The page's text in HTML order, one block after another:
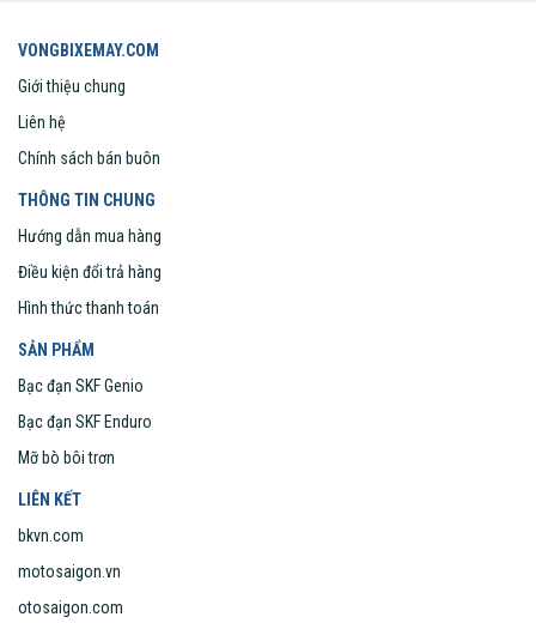
VONGBIXEMAY.COM
Giới thiệu chung
Liên hệ
Chính sách bán buôn
THÔNG TIN CHUNG
Hướng dẫn mua hàng
Điều kiện đổi trả hàng
Hình thức thanh toán
SẢN PHẨM
Bạc đạn SKF Genio
Bạc đạn SKF Enduro
Mỡ bò bôi trơn
LIÊN KẾT
bkvn.com
motosaigon.vn
otosaigon.com